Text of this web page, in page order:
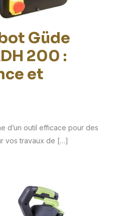
Güde
200 :
et
d’un outil efficace pour des
vos travaux de […]